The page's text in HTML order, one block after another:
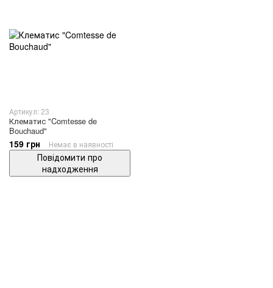
Артикул: 23
Клематис "Comtesse de
Bouchaud"
159 грн Немає в наявності
Повідомити про
надходження